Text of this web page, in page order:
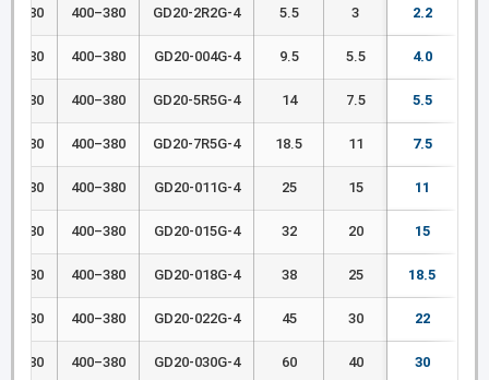
2.2
3
5.5
GD20-2R2G-4
380–400
380–400
4.0
5.5
9.5
GD20-004G-4
380–400
380–400
5.5
7.5
14
GD20-5R5G-4
380–400
380–400
7.5
11
18.5
GD20-7R5G-4
380–400
380–400
11
15
25
GD20-011G-4
380–400
380–400
15
20
32
GD20-015G-4
380–400
380–400
18.5
25
38
GD20-018G-4
380–400
380–400
22
30
45
GD20-022G-4
380–400
380–400
30
40
60
GD20-030G-4
380–400
380–400